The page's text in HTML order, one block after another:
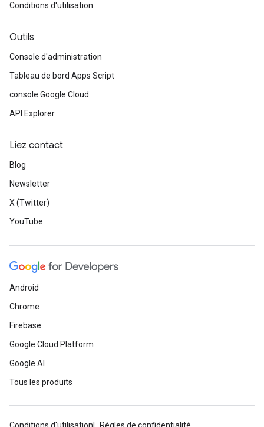
Conditions d'utilisation
Outils
Console d'administration
Tableau de bord Apps Script
console Google Cloud
API Explorer
Liez contact
Blog
Newsletter
X (Twitter)
YouTube
Android
Chrome
Firebase
Google Cloud Platform
Google AI
Tous les produits